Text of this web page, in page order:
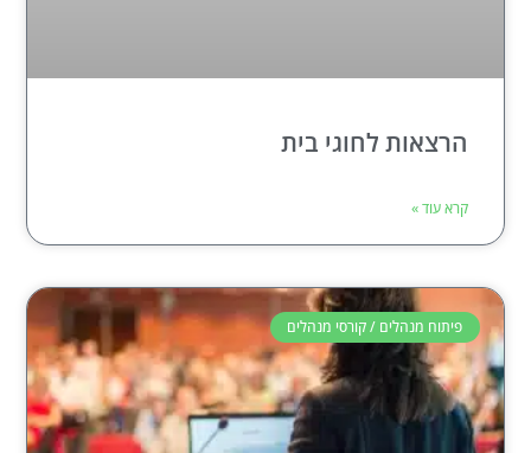
הרצאות לחוגי בית
קרא עוד »
פיתוח מנהלים / קורסי מנהלים